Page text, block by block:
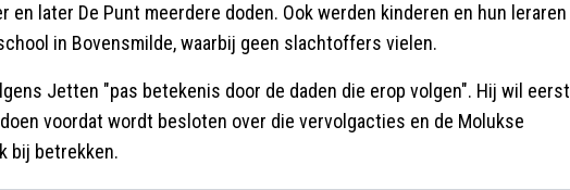
en later De Punt meerdere doden. Ook werden kinderen en hun leraren
in Bovensmilde, waarbij geen slachtoffers vielen.
Jetten "pas betekenis door de daden die erop volgen". Hij wil eerst
voordat wordt besloten over die vervolgacties en de Molukse
bij betrekken.